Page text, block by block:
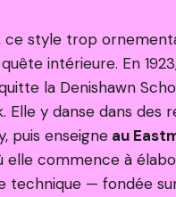
ce style trop
intérieure. En
la Denishawn
Elle y danse dans des
puis enseigne au
elle commence à
technique — fondée